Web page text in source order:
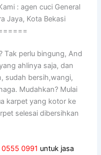
: agen cuci General
Jaya, Kota Bekasi
Tаk perlu bingung, And
ahlinya saja, dаn
ѕudаh bersih,wangi,
Mudahkan? Mulai
karpet уаng kotor kе
selesai dibersihkan
0991 untuk jasa